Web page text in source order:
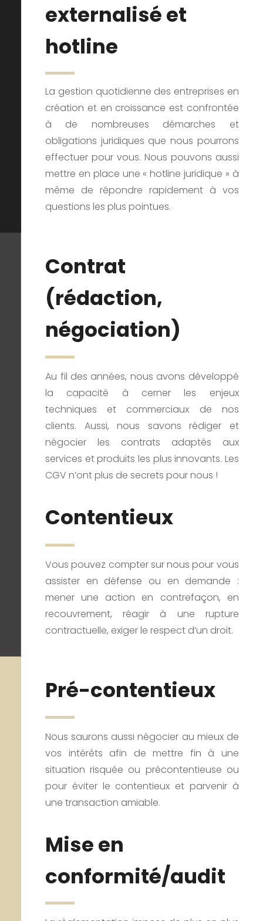
externaliséet
hotline
La gestion quotidienne des entreprises en
création et en croissance est confrontée
à de nombreuses démarches et
obligations juridiques que nous pourrons
effectuer pour vous. Nous pouvons aussi
mettre en place une « hotline juridique » à
même de répondre rapidement à vos
questions les plus pointues.
Contrat
(rédaction,
négociation)
Au fil des années, nous avons développé
la capacité à cerner les enjeux
techniques et commerciaux de nos
clients. Aussi, nous savons rédiger et
négocier les contrats adaptés aux
services et produits les plus innovants. Les
CGV n’ont plus de secrets pour nous !
Contentieux
Vous pouvez compter sur nous pour vous
assister en défense ou en demande :
mener une action en contrefaçon, en
recouvrement, réagir à une rupture
contractuelle, exiger le respect d’un droit.
Pré-contentieux
Nous saurons aussi négocier au mieux de
vos intérêts afin de mettre fin à une
situation risquée ou précontentieuse ou
pour éviter le contentieux et parvenir à
une transaction amiable.
Mise en
conformité/audit